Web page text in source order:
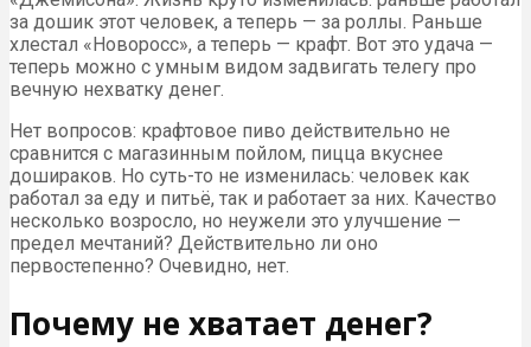
за дошик этот человек, а теперь — за роллы. Раньше
хлестал «Новоросс», а теперь — крафт. Вот это удача —
теперь можно с умным видом задвигать телегу про
вечную нехватку денег.
Нет вопросов: крафтовое пиво действительно не
сравнится с магазинным пойлом, пицца вкуснее
дошираков. Но суть-то не изменилась: человек как
работал за еду и питьё, так и работает за них. Качество
несколько возросло, но неужели это улучшение —
предел мечтаний? Действительно ли оно
первостепенно? Очевидно, нет.
Почему не хватает денег?